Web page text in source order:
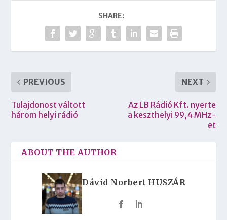
SHARE:
PREVIOUS
Tulajdonost váltott
három helyi rádió
NEXT
Az LB Rádió Kft. nyerte
a keszthelyi 99,4 MHz-
et
ABOUT THE AUTHOR
Dávid Norbert HUSZÁR